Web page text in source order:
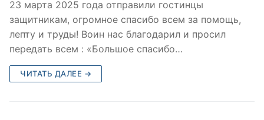
23 марта 2025 года отправили гостинцы
защитникам, огромное спасибо всем за помощь,
лепту и труды! Воин нас благодарил и просил
передать всем : «Большое спасибо…
ЧИТАТЬ ДАЛЕЕ →